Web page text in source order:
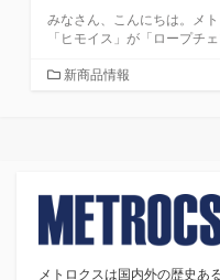
みなさん、こんにちは。メ
「ヒモイス」が「ロープチ
カ新商品情報
メトロクスは国内外の歴史あ